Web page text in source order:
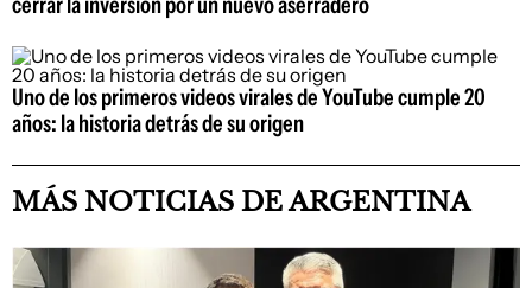
Uno de los primeros videos virales de YouTube cumple 20
años: la historia detrás de su origen
MÁS NOTICIAS DE ARGENTINA